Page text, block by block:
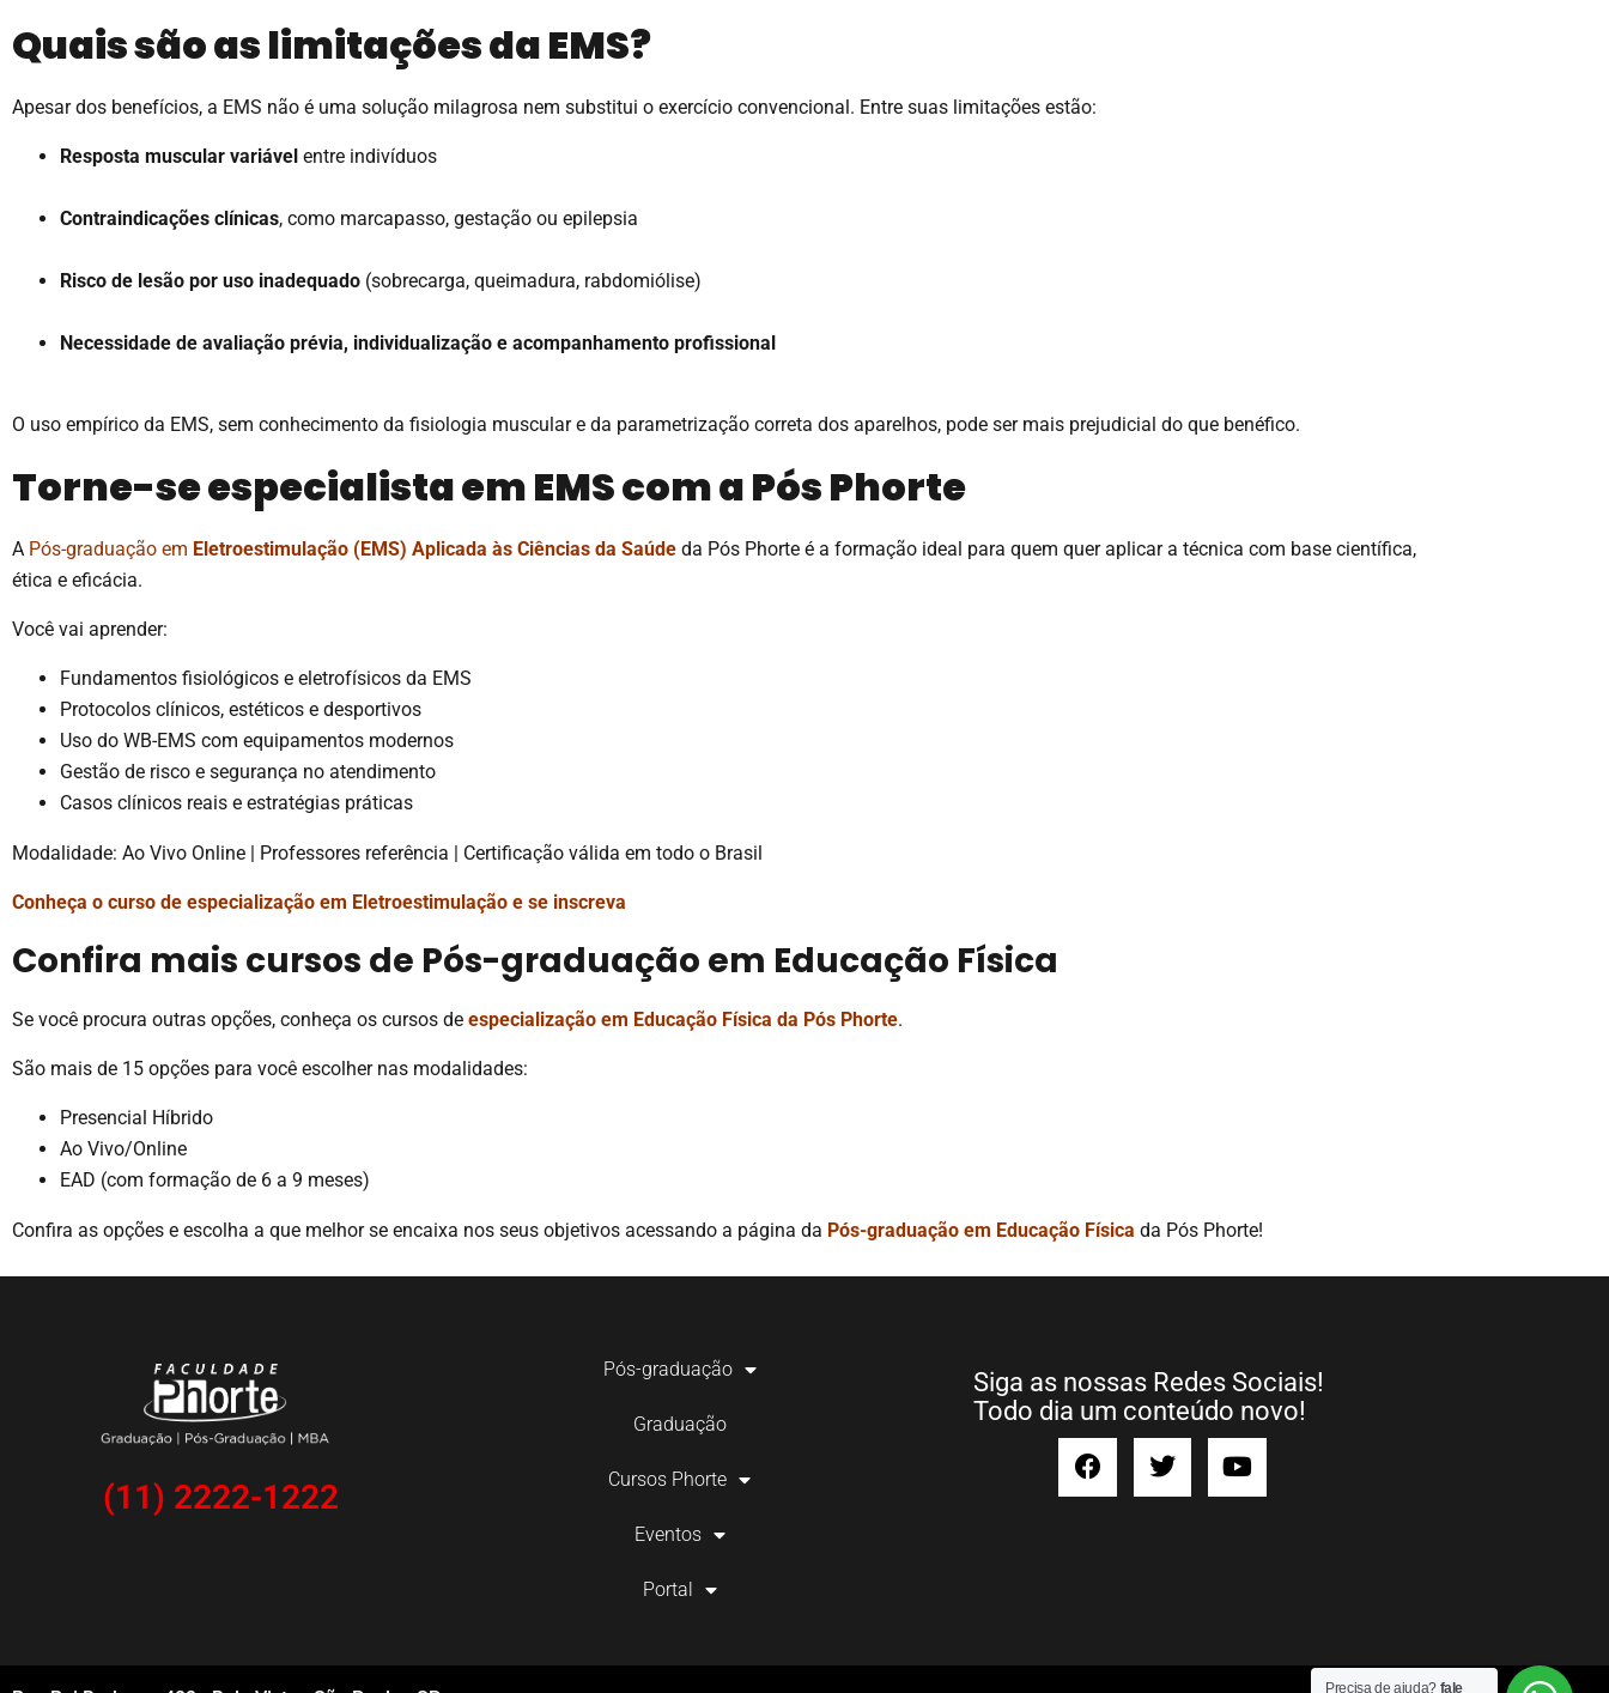
Quais são as limitações da EMS?
Apesar dos benefícios, a EMS não é uma solução milagrosa nem substitui o exercício convencional. Entre suas limitações estão:
Resposta muscular variável entre indivíduos
Contraindicações clínicas, como marcapasso, gestação ou epilepsia
Risco de lesão por uso inadequado (sobrecarga, queimadura, rabdomiólise)
Necessidade de avaliação prévia, individualização e acompanhamento profissional
O uso empírico da EMS, sem conhecimento da fisiologia muscular e da parametrização correta dos aparelhos, pode ser mais prejudicial do que benéfico.
Torne-se especialista em EMS com a Pós Phorte
A Pós-graduação em Eletroestimulação (EMS) Aplicada às Ciências da Saúde da Pós Phorte é a formação ideal para quem quer aplicar a técnica com base científica,
ética e eficácia.
Você vai aprender:
Fundamentos fisiológicos e eletrofísicos da EMS
Protocolos clínicos, estéticos e desportivos
Uso do WB-EMS com equipamentos modernos
Gestão de risco e segurança no atendimento
Casos clínicos reais e estratégias práticas
Modalidade: Ao Vivo Online | Professores referência | Certificação válida em todo o Brasil
Conheça o curso de especialização em Eletroestimulação e se inscreva
Confira mais cursos de Pós-graduação em Educação Física
Se você procura outras opções, conheça os cursos de especialização em Educação Física da Pós Phorte.
São mais de 15 opções para você escolher nas modalidades:
Presencial Híbrido
Ao Vivo/Online
EAD (com formação de 6 a 9 meses)
Confira as opções e escolha a que melhor se encaixa nos seus objetivos acessando a página da Pós-graduação em Educação Física da Pós Phorte!
(11) 2222-1222
Pós-graduação
Graduação
Cursos Phorte
Eventos
Portal
Siga as nossas Redes Sociais!
Todo dia um conteúdo novo!
Precisa de ajuda? fale